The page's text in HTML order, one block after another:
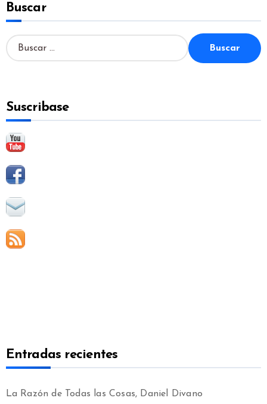
Buscar
B
u
r
:
Suscribase
Entradas recientes
La Razón de Todas las Cosas, Daniel Divano